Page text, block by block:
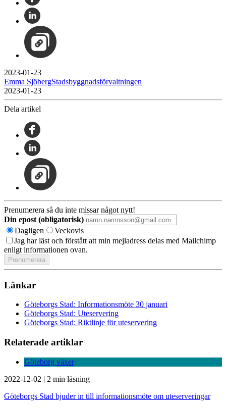
2023-01-23
Emma SjöbergStadsbyggnadsförvaltningen
2023-01-23
Dela artikel
Prenumerera så du inte missar något nytt!
Din epost (obligatorisk)
Dagligen
Veckovis
Jag har läst och förstått att min mejladress delas med Mailchimp
enligt informationen ovan.
Länkar
Göteborgs Stad: Informationsmöte 30 januari
Göteborgs Stad: Uteservering
Göteborgs Stad: Riktlinje för uteservering
Relaterade artiklar
Göteborg växer
2022-12-02 | 2 min läsning
Göteborgs Stad bjuder in till informationsmöte om uteserveringar